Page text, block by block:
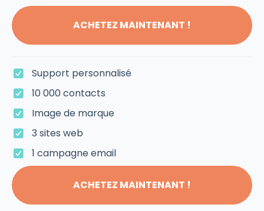
ACHETEZ MAINTENANT !
Support personnalisé
10 000 contacts
Image de marque
3 sites web
1 campagne email
ACHETEZ MAINTENANT !